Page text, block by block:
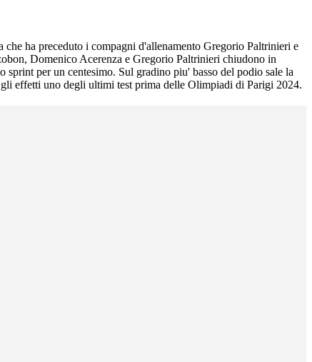
ha preceduto i compagni d'allenamento Gregorio Paltrinieri e
Domenico Acerenza e Gregorio Paltrinieri chiudono in
per un centesimo. Sul gradino piu' basso del podio sale la
effetti uno degli ultimi test prima delle Olimpiadi di Parigi 2024.